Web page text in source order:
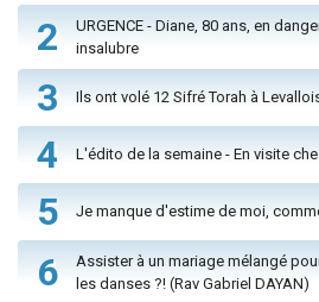
2
URGENCE - Diane, 80 ans, en
insalubre
3 Ils ont volé 12 Sifré Torah à
4 L'édito de la semaine - En visite
5 Je manque d'estime de moi,
6
Assister à un mariage mélangé
les danses ?! (Rav Gabriel DAYAN)